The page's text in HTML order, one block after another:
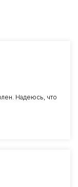
Надеюсь, что